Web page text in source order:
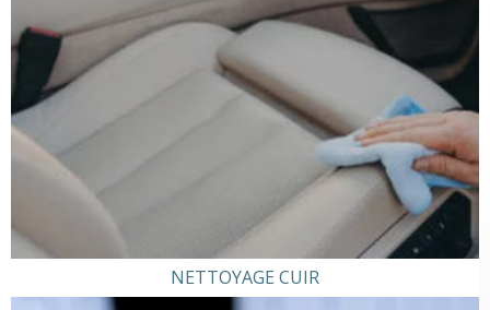
NETTOYAGE CUIR